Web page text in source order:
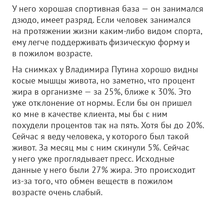
У него хорошая спортивная база — он занимался
дзюдо, имеет разряд. Если человек занимался
на протяжении жизни каким-либо видом спорта,
ему легче поддерживать физическую форму и
в пожилом возрасте.
На снимках у Владимира Путина хорошо видны
косые мышцы живота, но заметно, что процент
жира в организме — за 25%, ближе к 30%. Это
уже отклонение от нормы. Если бы он пришел
ко мне в качестве клиента, мы бы с ним
похудели процентов так на пять. Хотя бы до 20%.
Сейчас я веду человека, у которого был такой
живот. За месяц мы с ним скинули 5%. Сейчас
у него уже проглядывает пресс. Исходные
данные у него были 27% жира. Это происходит
из-за того, что обмен веществ в пожилом
возрасте очень слабый.